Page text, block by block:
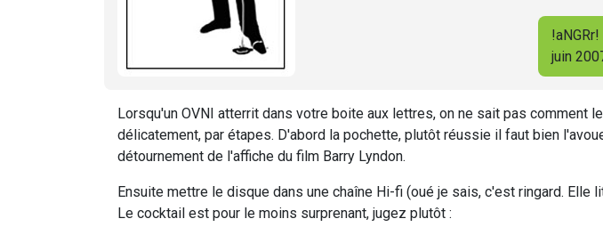
!aNGRr!
juin
Lorsqu'un OVNI atterrit dans votre boite aux lettres, on ne sait pas comment
délicatement, par étapes. D'abord la pochette, plutôt réussie il faut bien
détournement de l'affiche du film Barry Lyndon.
Ensuite mettre le disque dans une chaîne Hi-fi (oué je sais, c'est ringard. Elle
Le cocktail est pour le moins surprenant, jugez plutôt :